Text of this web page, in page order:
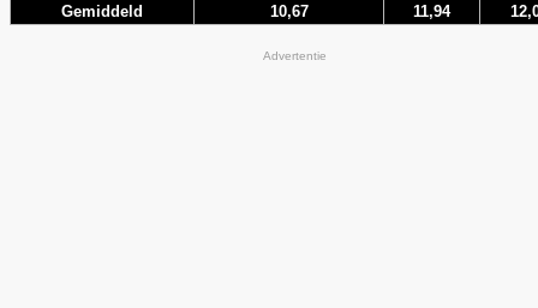
Gemiddeld 10,67 11,94
Advertentie